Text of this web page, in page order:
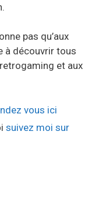
pas qu’aux
à découvrir tous
et aux
vous ici
suivez moi sur